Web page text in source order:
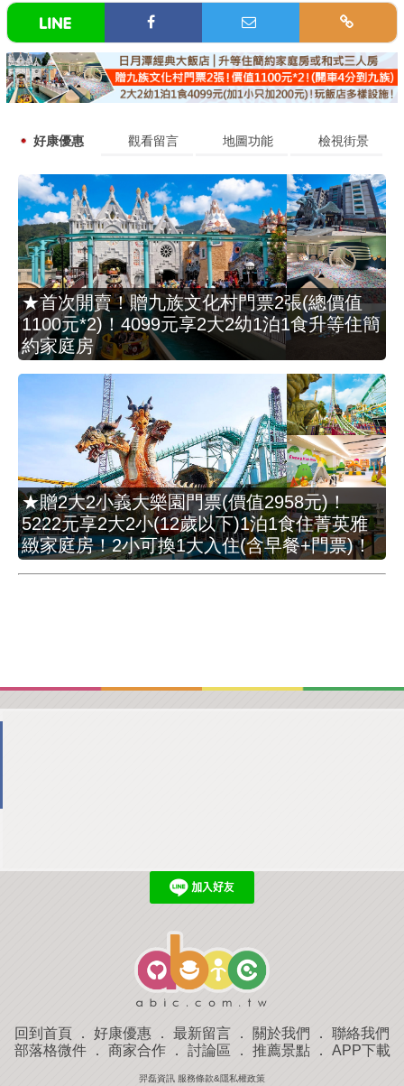
好康優惠 觀看留言 地圖功能 檢視街景
★首次開賣！贈九族文化村門票2張(總價值
1100元*2)！4099元享2大2幼1泊1食升等住簡
約家庭房
★贈2大2小義大樂園門票(價值2958元)！
5222元享2大2小(12歲以下)1泊1食住菁英雅
緻家庭房！2小可換1大入住(含早餐+門票)！
回到首頁 ． 好康優惠 ． 最新留言 ． 關於我們 ． 聯絡我們
部落格微件． 商家合作． 討論區 ． 推薦景點． APP下載
羿磊資訊 服務條款&隱私權政策